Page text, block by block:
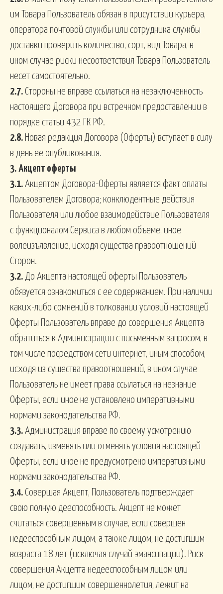
им Товара Пользователь обязан в присутствии курьера,
оператора почтовой службы или сотрудника службы
доставки проверить количество, сорт, вид Товара, в
ином случае риски несоответствия Товара Пользователь
несет самостоятельно.
2.7. Стороны не вправе ссылаться на незаключенность
настоящего Договора при встречном предоставлении в
порядке статьи 432 ГК РФ.
2.8. Новая редакция Договора (Оферты) вступает в силу
в день ее опубликования.
3. Акцепт оферты
3.1. Акцептом Договора-Оферты является факт оплаты
Пользователем Договора; конклюдентные действия
Пользователя или любое взаимодействие Пользователя
с функционалом Сервиса в любом объеме, иное
волеизъявление, исходя существа правоотношений
Сторон.
3.2. До Акцепта настоящей оферты Пользователь
обязуется ознакомиться с ее содержанием. При наличии
каких-либо сомнений в толковании условий настоящей
Оферты Пользователь вправе до совершения Акцепта
обратиться к Администрации с письменным запросом, в
том числе посредством сети интернет, иным способом,
исходя из существа правоотношений, в ином случае
Пользователь не имеет права ссылаться на незнание
Оферты, если иное не установлено императивными
нормами законодательства РФ.
3.3. Администрация вправе по своему усмотрению
создавать, изменять или отменять условия настоящей
Оферты, если иное не предусмотрено императивными
нормами законодательства РФ.
3.4. Совершая Акцепт, Пользователь подтверждает
свою полную дееспособность. Акцепт не может
считаться совершенным в случае, если совершен
недееспособным лицом, а также лицом, не достигшим
возраста 18 лет (исключая случай эмансипации). Риск
совершения Акцепта недееспособным лицом или
лицом, не достигшим совершеннолетия, лежит на